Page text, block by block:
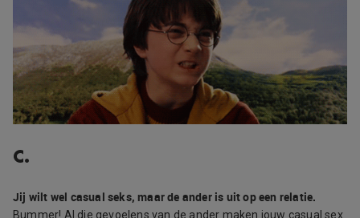
C.
Jij wilt wel casual seks, maar de ander is uit op een relatie.
Bummer! Al die gevoelens van de ander maken jouw casual sex